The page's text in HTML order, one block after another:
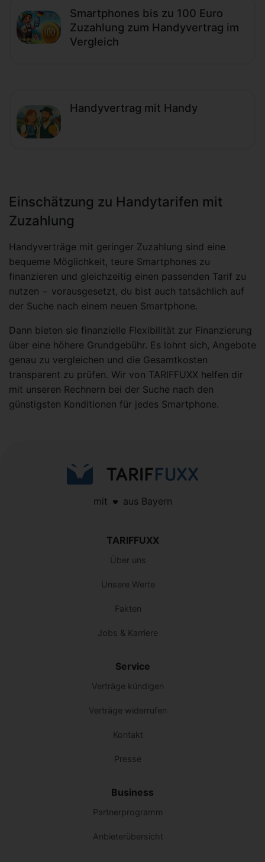
Smartphones bis zu 100 Euro
Zuzahlung zum Handyvertrag im
Vergleich
Handyvertrag mit Handy
Einschätzung zu Handytarifen mit
Zuzahlung
Handyverträge mit geringer Zuzahlung sind eine
bequeme Möglichkeit, teure Smartphones zu
finanzieren und gleichzeitig einen passenden Tarif zu
nutzen − vorausgesetzt, du bist auch tatsächlich auf
der Suche nach einem neuen Smartphone.
Dann bieten sie finanzielle Flexibilität zur Finanzierung
über eine höhere Grundgebühr. Es lohnt sich, Angebote
genau zu vergleichen und die Gesamtkosten
transparent zu prüfen. Wir von TARIFFUXX helfen dir
mit unseren Rechnern bei der Suche nach den
günstigsten Konditionen für jedes Smartphone.
mit aus Bayern
TARIFFUXX
Über uns
Unsere Werte
Fakten
Jobs & Karriere
Service
Verträge kündigen
Verträge widerrufen
Kontakt
Presse
Business
Partnerprogramm
Anbieterübersicht